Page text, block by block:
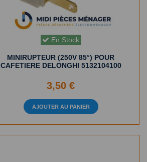
En Stock
MINIRUPTEUR (250V 85°) POUR
CAFETIERE DELONGHI 5132104100
3,50 €
AJOUTER AU PANIER